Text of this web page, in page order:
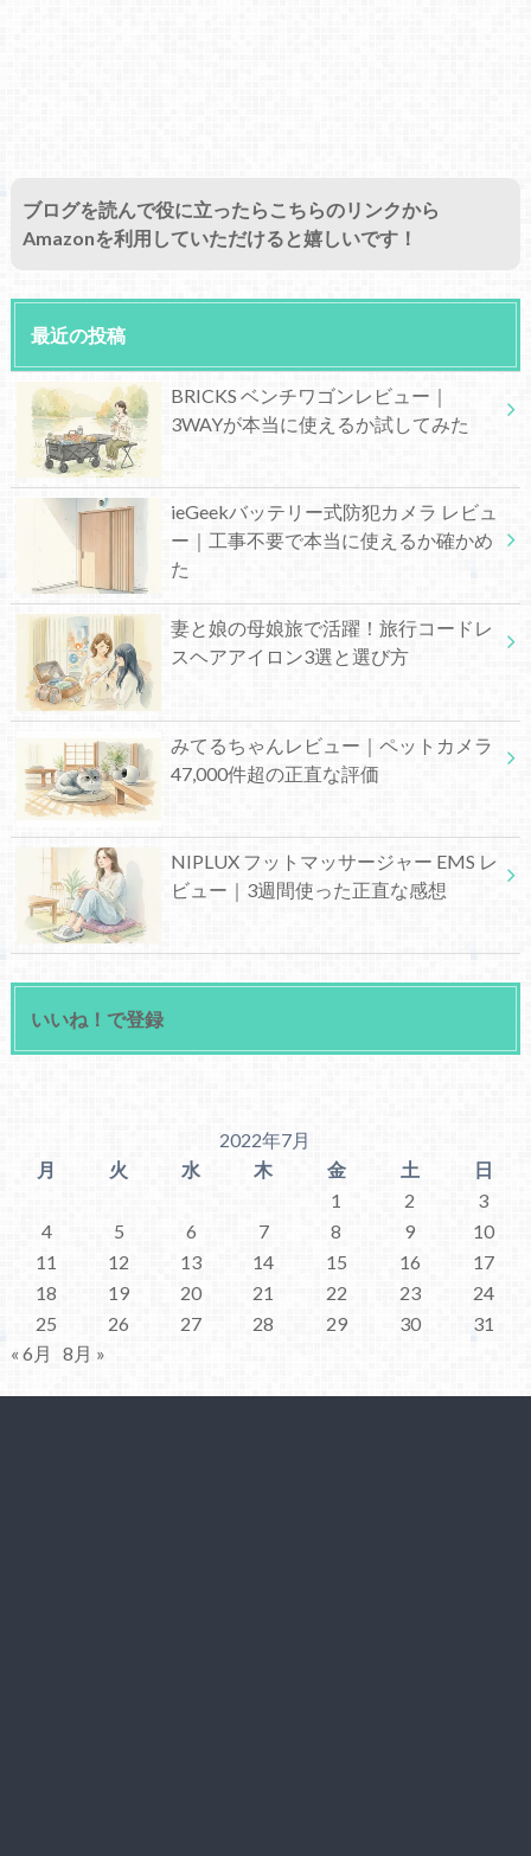
ブログを読んで役に立ったらこちらのリンクから
Amazonを利用していただけると嬉しいです！
最近の投稿
BRICKS ベンチワゴンレビュー｜
3WAYが本当に使えるか試してみた
ieGeekバッテリー式防犯カメラ レビュ
ー｜工事不要で本当に使えるか確かめ
た
妻と娘の母娘旅で活躍！旅行コードレ
スヘアアイロン3選と選び方
みてるちゃんレビュー｜ペットカメラ
47,000件超の正直な評価
NIPLUX フットマッサージャー EMS レ
ビュー｜3週間使った正直な感想
いいね！で登録
2022年7月
月
火 水 木 金 土
日
1
2
3
4
5 6 7 8 9
10
11
12 13 14 15 16
17
18
19 20 21 22 23
24
25
26 27 28 29 30
31
« 6月
8月 »